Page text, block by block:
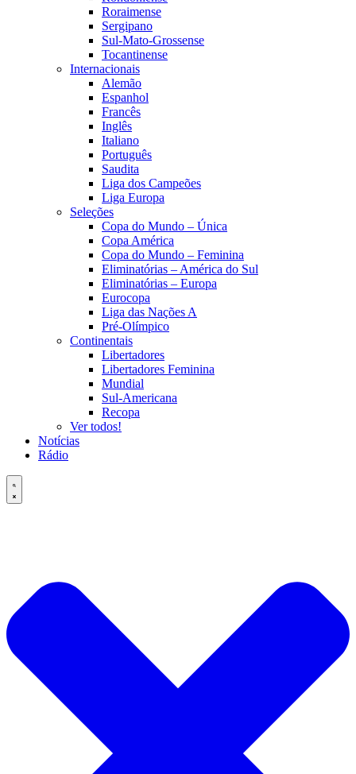
Roraimense
Sergipano
Sul-Mato-Grossense
Tocantinense
Internacionais
Alemão
Espanhol
Francês
Inglês
Italiano
Português
Saudita
Liga dos Campeões
Liga Europa
Seleções
Copa do Mundo – Única
Copa América
Copa do Mundo – Feminina
Eliminatórias – América do Sul
Eliminatórias – Europa
Eurocopa
Liga das Nações A
Pré-Olímpico
Continentais
Libertadores
Libertadores Feminina
Mundial
Sul-Americana
Recopa
Ver todos!
Notícias
Rádio